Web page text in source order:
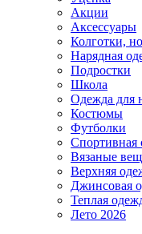
Акции
Аксессуары
Колготки,
Нарядная
Подростки
Школа
Одежда для
Костюмы
Футболки
Спортивная
Вязаные
Верхняя
Джинсовая
Теплая
Лето 2026